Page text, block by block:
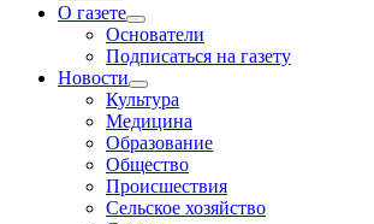
О газете
Основатели
Подписаться на газету
Новости
Культура
Медицина
Образование
Общество
Происшествия
Сельское хозяйство